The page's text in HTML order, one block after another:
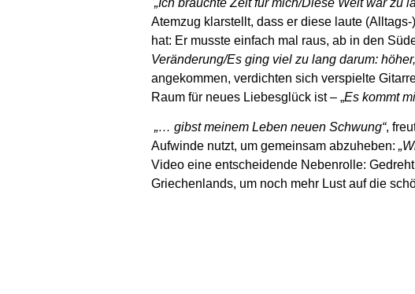
Atemzug klarstellt, dass er diese laute
hat: Er musste einfach mal raus, ab in den
Veränderung/Es ging viel zu lang darum:
angekommen, verdichten sich verspielte
Raum für neues Liebesglück ist – „Es kommt
„… gibst meinem Leben neuen Schwung“,
Aufwinde nutzt, um gemeinsam abzuheben:
Video eine entscheidende Nebenrolle:
Griechenlands, um noch mehr Lust auf die